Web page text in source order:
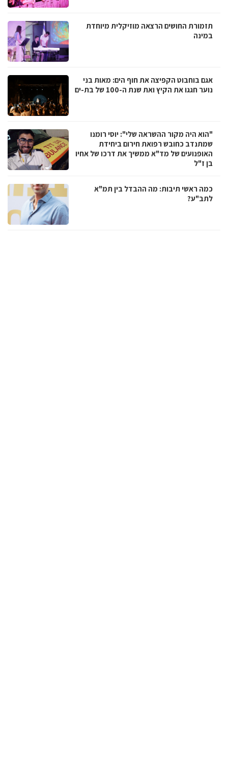
תזמורת החושים הרצאה מוזיקלית מיוחדת
במינה
אגם בוחבוט הקפיצה את חוף הים: מאות בני
נוער חגגו את הקיץ ואת שנת ה-100 של בת-ים
"הוא היה מקור ההשראה שלי": יוסי רומנו
שמתנדב כחובש רפואת חירום ביחידת
האופנועים של מד"א ממשיך את דרכו של אחיו
בן ז"ל
כמה ראשי תיבות: מה ההבדל בין תמ"א
לתב"ע?